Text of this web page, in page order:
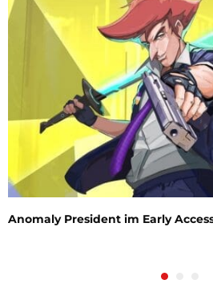
Anomaly President im Early